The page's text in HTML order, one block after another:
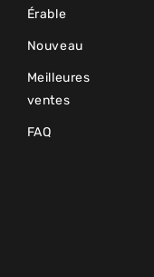
Érable
Nouveau
Meilleures
ventes
FAQ